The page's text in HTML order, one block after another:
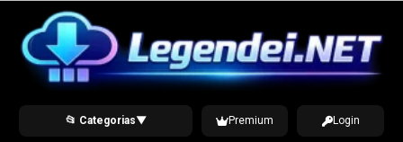
content
📂 Categorias▼ Premium Login